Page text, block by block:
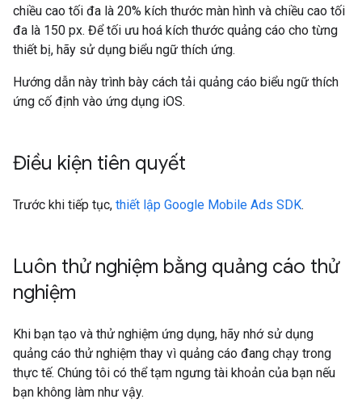
chiều cao tối đa là 20% kích thước màn hình và chiều cao tối
đa là 150 px. Để tối ưu hoá kích thước quảng cáo cho từng
thiết bị, hãy sử dụng biểu ngữ thích ứng.
Hướng dẫn này trình bày cách tải quảng cáo biểu ngữ thích
ứng cố định vào ứng dụng iOS.
Điều kiện tiên quyết
Trước khi tiếp tục, thiết lập Google Mobile Ads SDK.
Luôn thử nghiệm bằng quảng cáo thử
nghiệm
Khi bạn tạo và thử nghiệm ứng dụng, hãy nhớ sử dụng
quảng cáo thử nghiệm thay vì quảng cáo đang chạy trong
thực tế. Chúng tôi có thể tạm ngưng tài khoản của bạn nếu
bạn không làm như vậy.